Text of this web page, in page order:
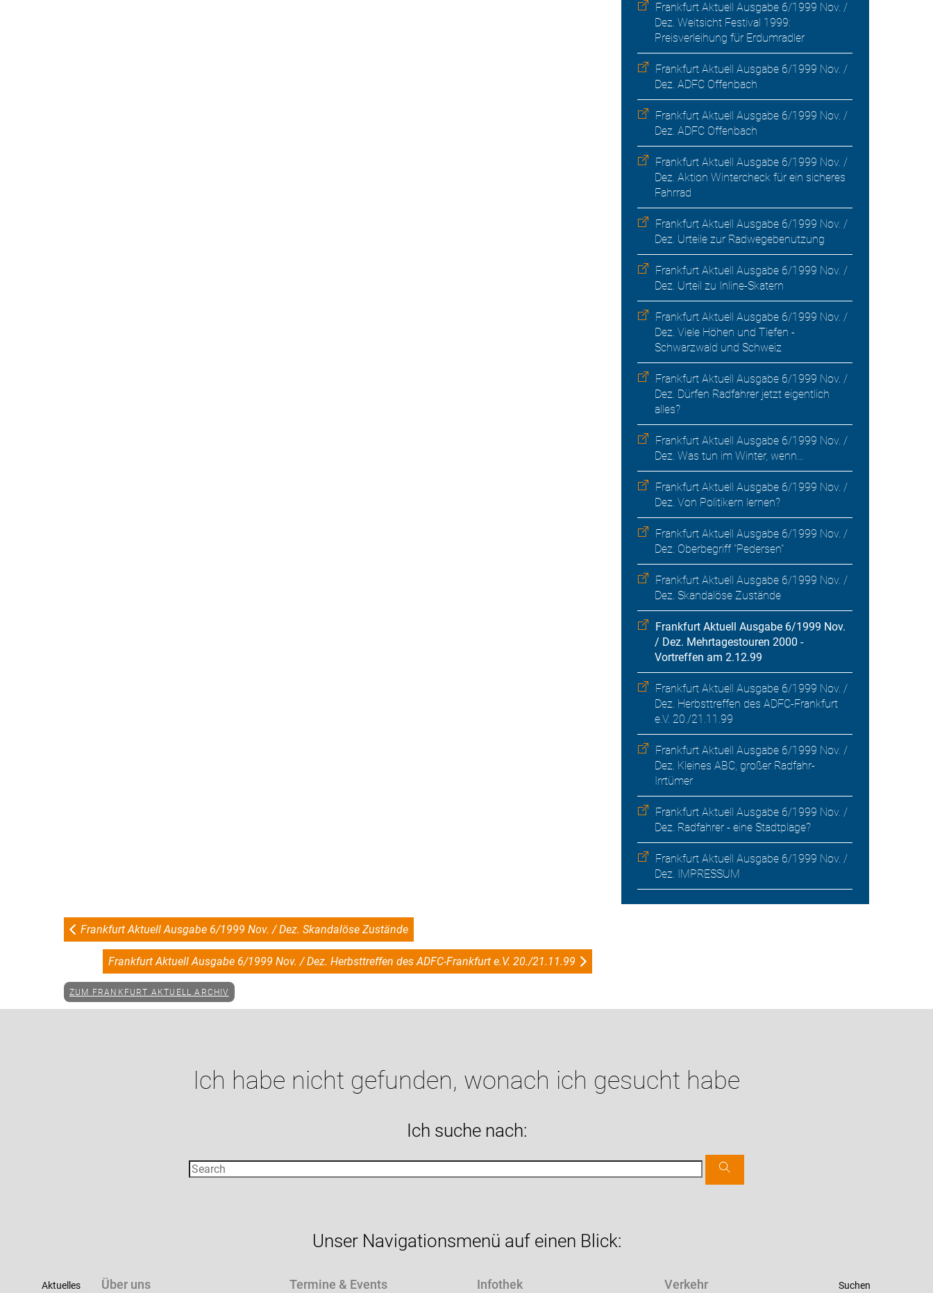
Frankfurt Aktuell Ausgabe 6/1999 Nov. /
Dez. Weitsicht Festival 1999:
Preisverleihung für Erdumradler
Frankfurt Aktuell Ausgabe 6/1999 Nov. /
Dez. ADFC Offenbach
Frankfurt Aktuell Ausgabe 6/1999 Nov. /
Dez. ADFC Offenbach
Frankfurt Aktuell Ausgabe 6/1999 Nov. /
Dez. Aktion Wintercheck für ein sicheres
Fahrrad
Frankfurt Aktuell Ausgabe 6/1999 Nov. /
Dez. Urteile zur Radwegebenutzung
Frankfurt Aktuell Ausgabe 6/1999 Nov. /
Dez. Urteil zu Inline-Skatern
Frankfurt Aktuell Ausgabe 6/1999 Nov. /
Dez. Viele Höhen und Tiefen -
Schwarzwald und Schweiz
Frankfurt Aktuell Ausgabe 6/1999 Nov. /
Dez. Dürfen Radfahrer jetzt eigentlich
alles?
Frankfurt Aktuell Ausgabe 6/1999 Nov. /
Dez. Was tun im Winter, wenn...
Frankfurt Aktuell Ausgabe 6/1999 Nov. /
Dez. Von Politikern lernen?
Frankfurt Aktuell Ausgabe 6/1999 Nov. /
Dez. Oberbegriff "Pedersen"
Frankfurt Aktuell Ausgabe 6/1999 Nov. /
Dez. Skandalöse Zustände
Frankfurt Aktuell Ausgabe 6/1999 Nov.
/ Dez. Mehrtagestouren 2000 -
Vortreffen am 2.12.99
Frankfurt Aktuell Ausgabe 6/1999 Nov. /
Dez. Herbsttreffen des ADFC-Frankfurt
e.V. 20./21.11.99
Frankfurt Aktuell Ausgabe 6/1999 Nov. /
Dez. Kleines ABC, großer Radfahr-
Irrtümer
Frankfurt Aktuell Ausgabe 6/1999 Nov. /
Dez. Radfahrer - eine Stadtplage?
Frankfurt Aktuell Ausgabe 6/1999 Nov. /
Dez. IMPRESSUM
Frankfurt Aktuell Ausgabe 6/1999 Nov. / Dez. Skandalöse Zustände
Frankfurt Aktuell Ausgabe 6/1999 Nov. / Dez. Herbsttreffen des ADFC-Frankfurt e.V. 20./21.11.99
ZUM FRANKFURT AKTUELL ARCHIV
Ich habe nicht gefunden, wonach ich gesucht habe
Ich suche nach:
Unser Navigationsmenü auf einen Blick:
Aktuelles Über uns Termine & Events Infothek Verkehr Suchen